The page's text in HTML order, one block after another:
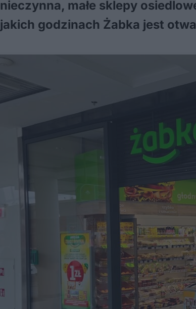
nieczynna, małe sklepy
jakich godzinach Żabka jest